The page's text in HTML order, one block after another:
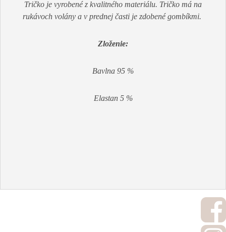
Tričko je vyrobené z kvalitného materiálu. Tričko má na
rukávoch volány a v prednej časti je zdobené gombíkmi.
Zloženie:
Bavlna 95 %
Elastan 5 %